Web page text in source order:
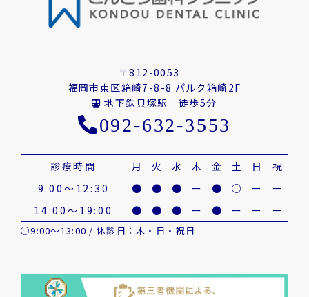
〒812-0053
福岡市東区箱崎7-8-8 パルク箱崎2F
地下鉄貝塚駅 徒歩5分
092-632-3553
診療時間 月 火 水 木 金 土 日
祝
9:00～12:30
● ● ● ー ● ○ ー
ー
14:00～19:00
● ● ● ー ● ー ー ー
○9:00～13:00 / 休診日：木・日・祝日